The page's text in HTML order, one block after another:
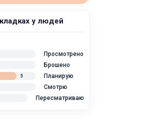
у людей
Просмотрено
Брошено
Планирую
5
Смотрю
Пересматриваю